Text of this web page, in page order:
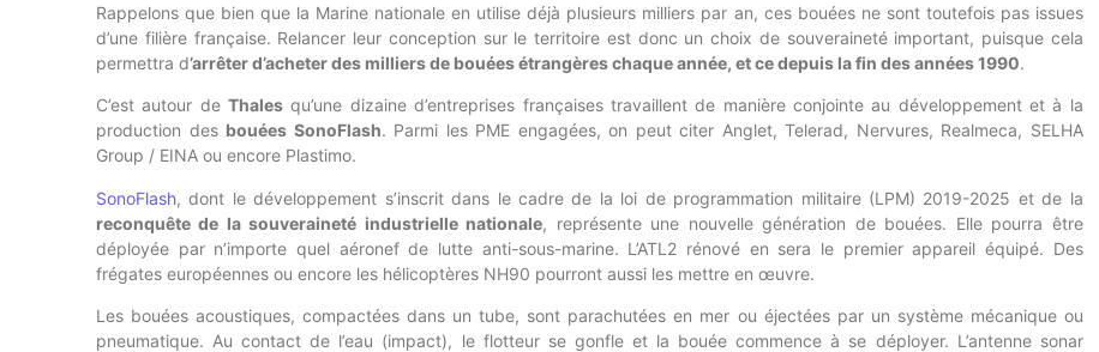
Rappelons que bien que la Marine nationale en utilise déjà plusieurs milliers par an, ces bouées ne sont toutefois pas issues
d’une filière française. Relancer leur conception sur le territoire est donc un choix de souveraineté important, puisque cela
permettra d’arrêter d’acheter des milliers de bouées étrangères chaque année, et ce depuis la fin des années 1990.
C’est autour deThales qu’une dizaine d’entreprises françaises travaillent de manière conjointe au développement et à la
production des bouées SonoFlash. Parmi les PME engagées, on peut citer Anglet, Telerad, Nervures, Realmeca, SELHA
Group / EINA ou encore Plastimo.
SonoFlash, dont le développement s’inscrit dans le cadre de la loi de programmation militaire (LPM) 2019-2025 et de la
reconquête de la souveraineté industrielle nationale, représente une nouvelle génération de bouées. Elle pourra être
déployée par n’importe quel aéronef de lutte anti-sous-marine. L’ATL2 rénové en sera le premier appareil équipé. Des
frégates européennes ou encore les hélicoptères NH90 pourront aussi les mettre en œuvre.
Les bouées acoustiques, compactées dans un tube, sont parachutées en mer ou éjectées par un système mécanique ou
pneumatique. Au contact de l’eau (impact), le flotteur se gonfle et la bouée commence à se déployer. L’antenne sonar